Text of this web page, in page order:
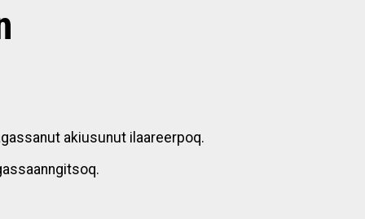
akiusunut ilaareerpoq.